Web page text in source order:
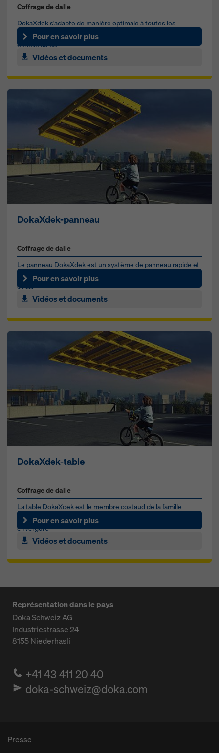
Coffrage de dalle
DokaXdek s'adapte de manière optimale à toutes les
exigences des chantiers, du projet d'habitation à petite
échelle au c...
Pour en savoir plus
Vidéos et documents
DokaXdek-panneau
Coffrage de dalle
Le panneau DokaXdek est un système de panneau rapide et
léger pour une équipe de deux coffreurs qui peut être monté
et d...
Pour en savoir plus
Vidéos et documents
DokaXdek-table
Coffrage de dalle
La table DokaXdek est le membre costaud de la famille
DokaXdek et convient aux chantiers de grande et moyenne
envergure
Pour en savoir plus
Vidéos et documents
Représentation dans le pays
Doka Schweiz AG
Industriestrasse 24
8155Niederhasli
+41 43 411 20 40
doka-schweiz@doka.com
Presse